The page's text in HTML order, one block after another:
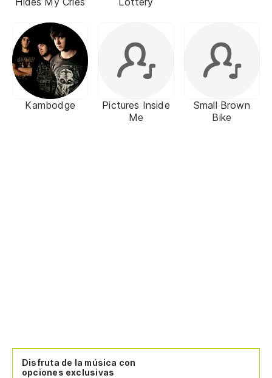
Kambodge
Pictures Inside
Me
Small Brown
Bike
Disfruta de la música con
opciones exclusivas